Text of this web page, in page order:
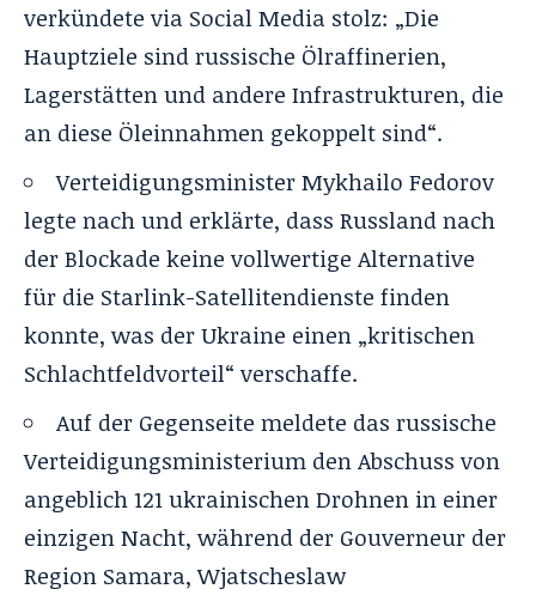
verkündete via Social Media stolz: „Die
Hauptziele sind russische Ölraffinerien,
Lagerstätten und andere Infrastrukturen, die
an diese Öleinnahmen gekoppelt sind“.
Verteidigungsminister Mykhailo Fedorov
legte nach und erklärte, dass Russland nach
der Blockade keine vollwertige Alternative
für die Starlink-Satellitendienste finden
konnte, was der Ukraine einen „kritischen
Schlachtfeldvorteil“ verschaffe.
Auf der Gegenseite meldete das russische
Verteidigungsministerium den Abschuss von
angeblich 121 ukrainischen Drohnen in einer
einzigen Nacht, während der Gouverneur der
Region Samara, Wjatscheslaw